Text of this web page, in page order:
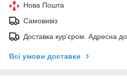
Нова Пошта
Самовивіз
Доставка кур'єром. Адресна
Всі умови доставки